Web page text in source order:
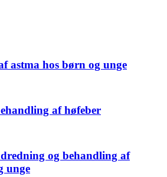
astma hos børn og unge
af høfeber
og behandling af
unge